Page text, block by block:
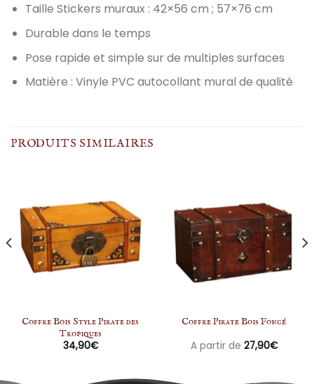
Taille Stickers muraux : 42×56 cm ; 57×76 cm
Durable dans le temps
Pose rapide et simple sur de multiples surfaces
Matière : Vinyle PVC autocollant mural de qualité
PRODUITS SIMILAIRES
Coffre Bois Style Pirate des
Tropiques
34,90€
Coffre Pirate Bois Foncé
A partir de 27,90€